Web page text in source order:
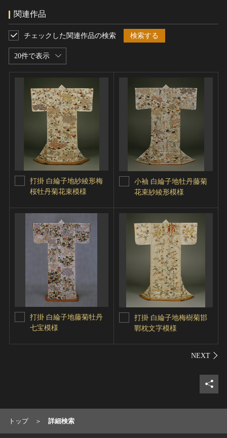
関連作品
20件で表示
チェックした関連作品の検索 検索する
打掛 白綸子地紗綾形梅
桜牡丹菊花束模様
小袖 白綸子地牡丹藤菊
花束紗綾形模様
打掛 白綸子地藤菊牡丹
七宝模様
打掛 白綸子地梅樹菊邯
鄲枕文字模様
シェ
トップ 詳細検索